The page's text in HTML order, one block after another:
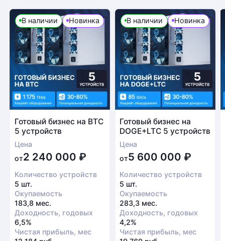
В наличии Новинка
Готовый бизнес на BTC
5 устройств
Цена
от2 240 000 ₽
Количество устройств
5 шт.
Окупаемость
183,8 мес.
Доходность, годовых
6,5%
Чистая прибыль, мес
В наличии Новинка
Готовый бизнес на
DOGE+LTC 5 устройств
Цена
от5 600 000₽
Количество устройств
5 шт.
Окупаемость
283,3 мес.
Доходность, годовых
4,2%
Чистая прибыль, мес